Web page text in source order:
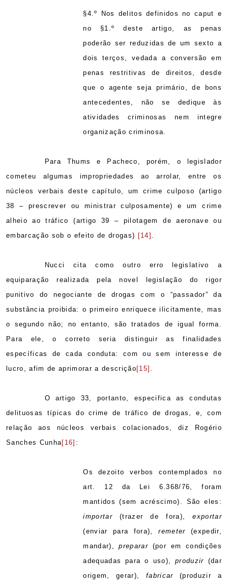
§4.º Nos delitos definidos no caput e
no §1.º deste artigo, as penas
poderão ser reduzidas de um sexto a
dois terços, vedada a conversão em
penas restritivas de direitos, desde
que o agente seja primário, de bons
antecedentes, não se dedique às
atividades criminosas nem integre
organização criminosa.
Para Thums e Pacheco, porém, o legislador
cometeu algumas impropriedades ao arrolar, entre os
núcleos verbais deste capítulo, um crime culposo (artigo
38 – prescrever ou ministrar culposamente) e um crime
alheio ao tráfico (artigo 39 – pilotagem de aeronave ou
embarcação sob o efeito de drogas) [14] .
Nucci cita como outro erro legislativo a
equiparação realizada pela novel legislação do rigor
punitivo do negociante de drogas com o “passador” da
substância proibida: o primeiro enriquece ilicitamente, mas
o segundo não; no entanto, são tratados de igual forma.
Para ele, o correto seria distinguir as finalidades
específicas de cada conduta: com ou sem interesse de
lucro, afim de aprimorar a descrição [15] .
O artigo 33, portanto, especifica as condutas
delituosas típicas do crime de tráfico de drogas, e, com
relação aos núcleos verbais colacionados, diz Rogério
Sanches Cunha[16] :
Os dezoito verbos contemplados no
art. 12 da Lei 6.368/76, foram
mantidos (sem acréscimo). São eles:
importar (trazer de fora),exportar
(enviar para fora),remeter (expedir,
mandar),preparar (por em condições
adequadas para o uso),produzir (dar
origem, gerar), fabricar(produzir a